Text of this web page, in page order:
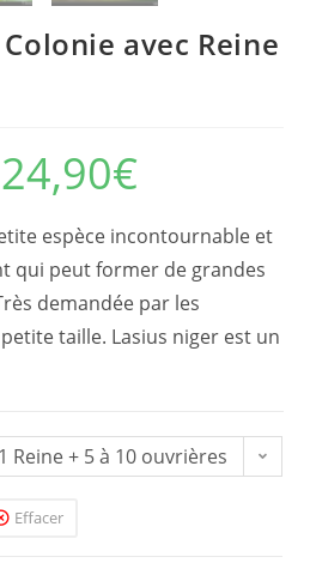
avec Reine
24,90€
24,90€
espèce incontournable et
qui peut former de grandes
demandée par les
taille. Lasius niger est un
1 Reine + 5 à 10 ouvrières
Effacer